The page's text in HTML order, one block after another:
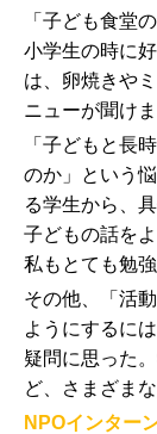
「子ども食堂
小学生の時に
は、卵焼きや
ニューが聞けま
「子どもと長
のか」という
る学生から、
子どもの話を
私もとても勉
その他、「活
ようにするに
疑問に思った
ど、さまざま
NPOインター